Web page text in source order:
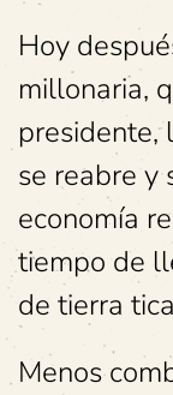
Hoy
millonaria,
presidente,
se reabre y
economía
tiempo de
de tierra
Menos